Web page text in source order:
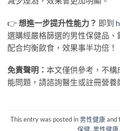
👉 想進一步提升性能力？ 即到
選購經嚴格篩選的男性保健品、
配合均衡飲食，效果事半功倍！
免責聲明： 本文僅供參考，不構
能問題，請諮詢醫生或註冊營養
This entry was posted in 男性健康and
保健, 男性健康,